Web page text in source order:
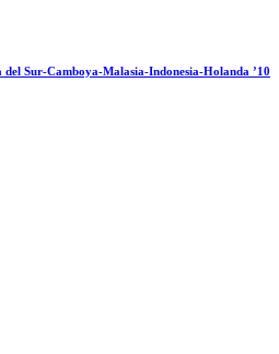
Sur-Camboya-Malasia-Indonesia-Holanda ’10